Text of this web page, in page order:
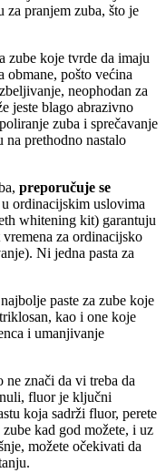
za pranjem zuba, što je
zube koje tvrde da imaju
obmane, pošto većina
neophodan za
jeste blago abrazivno
zuba i sprečavanje
na prethodno nastalo
preporučuje se
ordinacijskim uslovima
whitening kit) garantuju
za ordinacijsko
Ni jedna pasta za
paste za zube koje
kao i one koje
i umanjivanje
ne znači da vi treba da
fluor je ključni
koja sadrži fluor, perete
kad god možete, i uz
možete očekivati da